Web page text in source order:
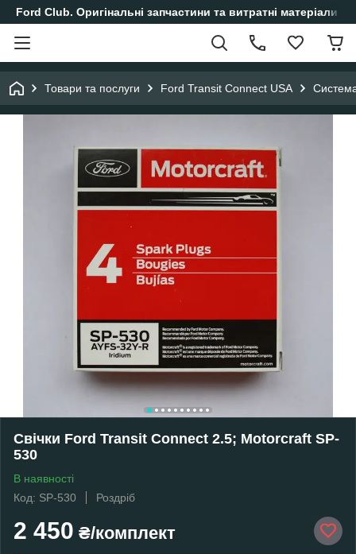
Ford Club. Оригінальні запчастини та витратні матеріали
Товари та послуги Ford Transit Connect USA
Свічки Ford Transit Connect 2.5; Motorcraft SP-
530
В наявності
Код: SP-530
Роздріб
2 450 ₴/комплект